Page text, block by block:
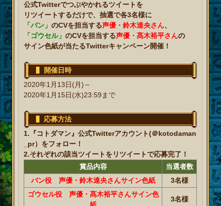
公式Twitterでつぶやかれるツイートを
リツイートするだけで、抽選で各3名様に
「バン」のCVを担当する声優・鈴木達央さん、
「ゴウセル」のCVを担当する声優・髙木裕平さんの
サイン色紙が当たるTwitterキャンペーン開催！
開催日時
2020年1月13日(月)～
2020年1月15日(水)23:59まで
応募方法
1.『コトダマン』公式Twitterアカウント(＠kotodaman
_pr）をフォロー！
2.それぞれの該当ツイートをリツイートで応募完了！
賞品内容
当選者数
バン役 声優・鈴木達央さんサイン色紙
3名様
ゴウセル役 声優・髙木裕平さんサイン色
3名様